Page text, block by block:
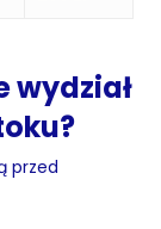
wydział
przed